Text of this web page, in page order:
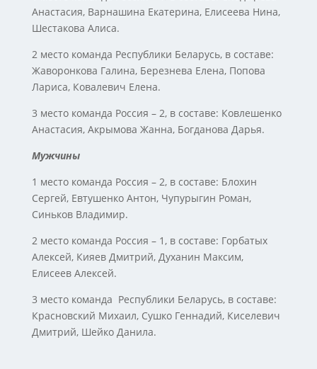
Анастасия, Варнашина Екатерина, Елисеева Нина,
Шестакова Алиса.
2 место команда Республики Беларусь, в составе:
Жаворонкова Галина, Березнева Елена, Попова
Лариса, Ковалевич Елена.
3 место команда Россия – 2, в составе: Ковлешенко
Анастасия, Акрымова Жанна, Богданова Дарья.
Мужчины
1 место команда Россия – 2, в составе: Блохин
Сергей, Евтушенко Антон, Чупурыгин Роман,
Синьков Владимир.
2 место команда Россия – 1, в составе: Горбатых
Алексей, Кияев Дмитрий, Духанин Максим,
Елисеев Алексей.
3 место команда Республики Беларусь, в составе:
Красновский Михаил, Сушко Геннадий, Киселевич
Дмитрий, Шейко Данила.